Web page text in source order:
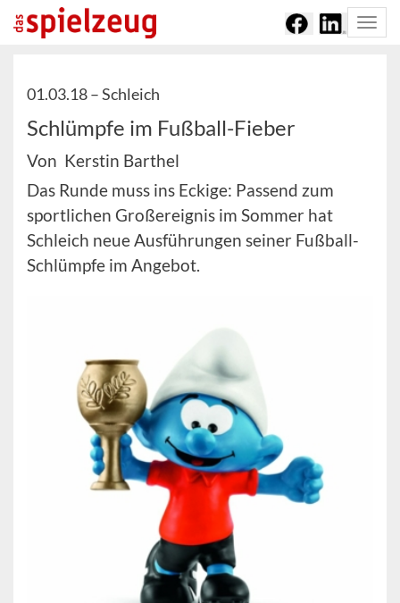
01.03.18 –Schleich
Schlümpfe im Fußball-Fieber
Von Kerstin Barthel
Das Runde muss ins Eckige: Passend zum
sportlichen Großereignis im Sommer hat
Schleich neue Ausführungen seiner Fußball-
Schlümpfe im Angebot.